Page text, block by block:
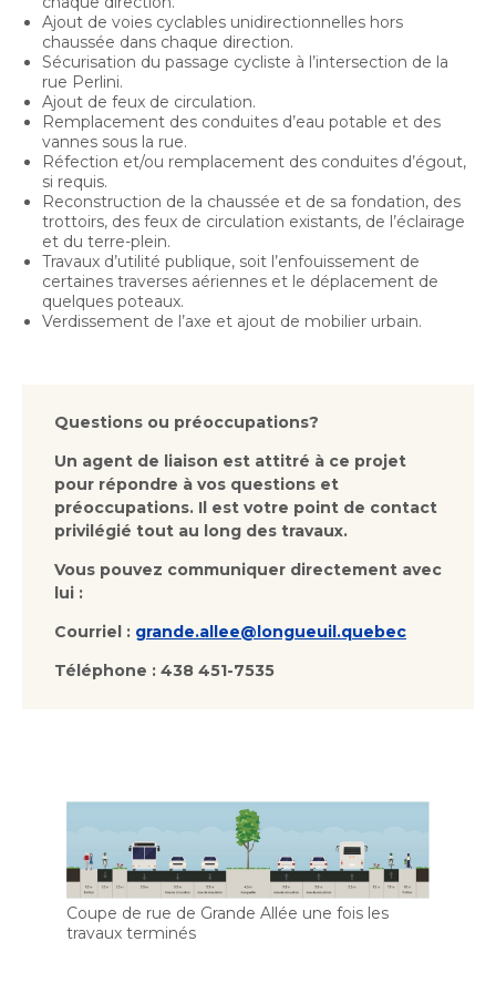
nouvelle
fenêtre
Bureau de l’éthique et de l’inspection
contractuelle
dans
une
nouvelle
fenêtre
Bureau protecteur citoyen
Bureau protecteur citoyen
Centre-ville de Longueuil
Centre-ville de Longueuil
Cour municipale et contravention
Cour municipale et contravention
Gouvernance et saine gestion
Gouvernance et saine gestion
Office de participation publique de Longueuil
Office de participation publique de Longueuil
Ouvre
dans
une
nouvelle
Politiques municipales
Politiques municipales
Réclamations
Ajout de voies cyclables unidirectionnelles hors
chaussée dans chaque direction.
Sécurisation du passage cycliste à l’intersection de la
rue Perlini.
Ajout de feux de circulation.
Remplacement des conduites d’eau potable et des
vannes sous la rue.
Réfection et/ou remplacement des conduites d’égout,
si requis.
Reconstruction de la chaussée et de sa fondation, des
trottoirs, des feux de circulation existants, de l’éclairage
et du terre-plein.
Travaux d’utilité publique, soit l’enfouissement de
certaines traverses aériennes et le déplacement de
quelques poteaux.
Verdissement de l’axe et ajout de mobilier urbain.
Questions ou préoccupations?
Un agent de liaison est attitré à ce projet
pour répondre à vos questions et
préoccupations. Il est votre point de contact
privilégié tout au long des travaux.
Vous pouvez communiquer directement avec
lui :
Courriel : grande.allee@longueuil.quebec
Téléphone : 438 451-7535
Coupe de rue de Grande Allée une fois les
travaux terminés